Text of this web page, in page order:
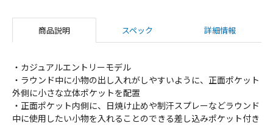
商品説明 スペック 詳細情報
・カジュアルエントリーモデル
・ラウンド中に小物の出し入れがしやすいように、正面ポケット
外側に小さな立体ポケットを配置
・正面ポケット内側に、日焼け止めや制汗スプレーなどラウンド
中に使用したい小物を入れることのできる差し込みポケット付き